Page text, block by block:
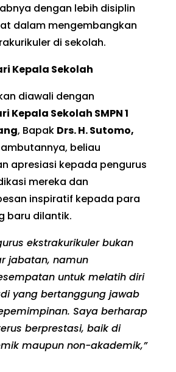
dengan lebih disiplin
dalam mengembangkan
di sekolah.
Kepala Sekolah
diawali dengan
Kepala Sekolah SMPN 1
, Bapak Drs. H. Sutomo,
beliau
apresiasi kepada pengurus
mereka dan
inspiratif kepada para
baru dilantik.
ekstrakurikuler bukan
jabatan, namun
untuk melatih diri
yang bertanggung jawab
Saya berharap
berprestasi, baik di
maupun non-akademik,”